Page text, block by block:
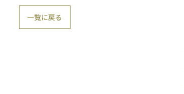
一覧に戻る